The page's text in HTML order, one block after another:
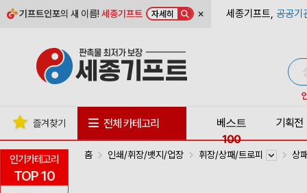
기프트인포의 새 이름!세종기프트 자세히 × 세종기프트, 공공기
인기카테고리
TOP 10
즐겨찾기 전체 카테고리
베스트
100
기획전
홈 인쇄/휘장/뱃지/업장 휘장/상패/트로피 상